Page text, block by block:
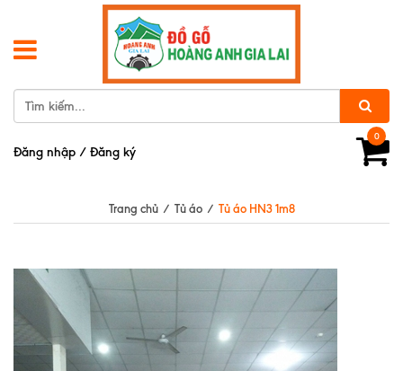
0
Đăng nhập / Đăng ký
Trang chủ / Tủ áo / Tủ áo HN3 1m8